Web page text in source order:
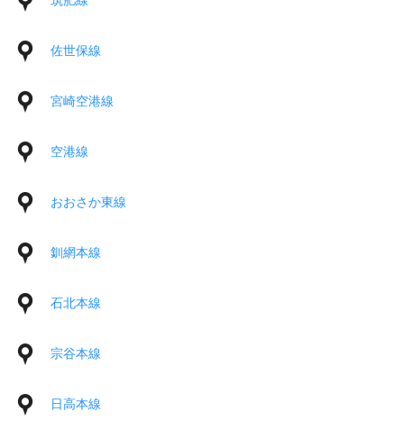
佐世保線
宮崎空港線
空港線
おおさか東線
釧網本線
石北本線
宗谷本線
日高本線